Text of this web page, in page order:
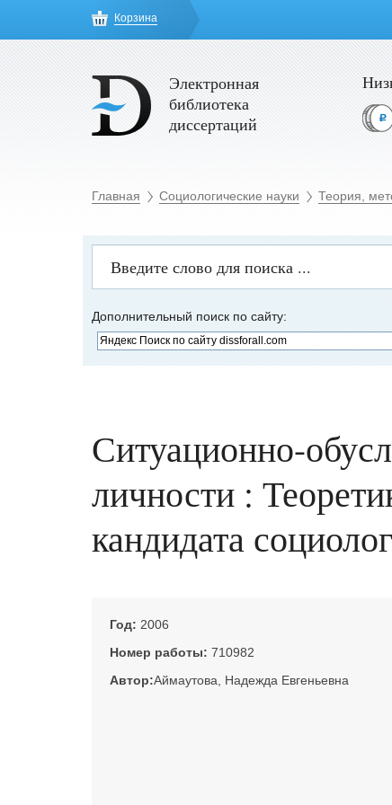
Корзина
Электронная
библиотека
диссертаций
Главная Социологические науки Теория,
Дополнительный поиск по сайту:
Ситуационно-
личности :
кандидата
Год: 2006
Номер работы: 710982
Автор:Аймаутова, Надежда Евгеньевна